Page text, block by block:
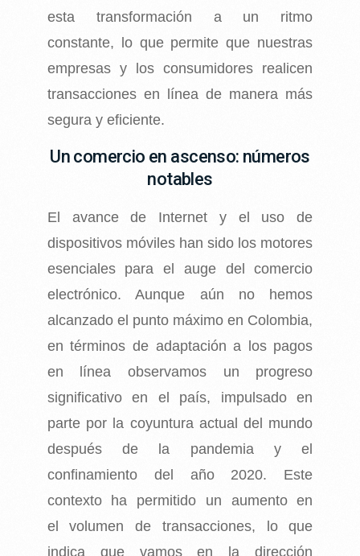
esta transformación a un ritmo
constante, lo que permite que nuestras
empresas y losconsumidores realicen
transacciones en línea de manera más
segura y eficiente.
Un comercio en ascenso: números
notables
El avance de Internet y el uso de
dispositivos móviles han sido los motores
esenciales para el auge del comercio
electrónico. Aunque aún no hemos
alcanzado el punto máximo en Colombia,
en términos de adaptación a los pagos
en línea observamos un progreso
significativo en el país, impulsado en
parte por la coyuntura actual del mundo
después de la pandemia y el
confinamiento del año 2020. Este
contexto ha permitido un aumento en
el volumen de transacciones, lo que
indica que vamos en la dirección